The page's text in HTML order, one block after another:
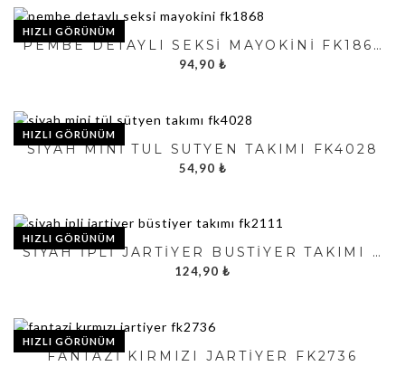
HIZLI GÖRÜNÜM
PEMBE DETAYLI SEKSI MAYOKINI FK1868
94,90 ₺
HIZLI GÖRÜNÜM
SIYAH MINI TÜL SÜTYEN TAKIMI FK4028
54,90 ₺
HIZLI GÖRÜNÜM
SIYAH İPLI JARTIYER BÜSTIYER TAKIMI FK2111
124,90 ₺
HIZLI GÖRÜNÜM
FANTAZI KIRMIZI JARTIYER FK2736